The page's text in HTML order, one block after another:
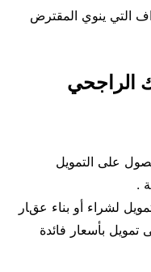
التي ينوي المقترض
الراجحي
على التمويل
.
لشراء أو بناء عقار
بأسعار فائدة